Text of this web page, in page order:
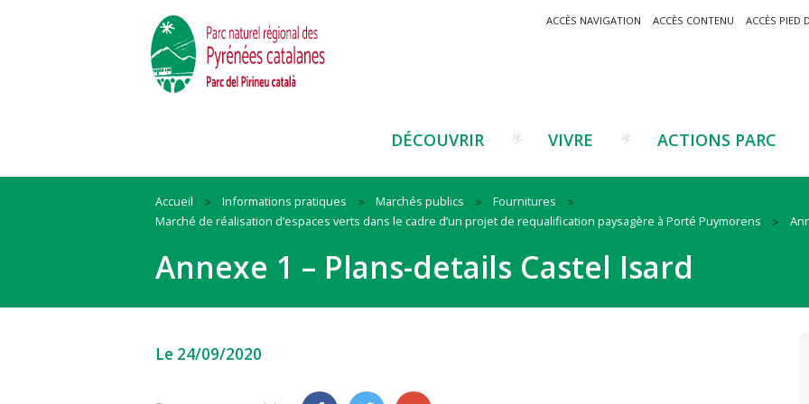
ACCÈS NAVIGATION ACCÈS CONTENU ACCÈS PIED
DÉCOUVRIR
Faune et Flore
Pratiques sportives
naturels
Traditions catalanes
VIVRE
Mobilité
La marque Valeurs Parc
Les réseaux
ACTIONS PARC
Cadre de vie
#QueLaMontagneEstBelle !
Agriculture
Filières émergentes
Accueil Informations pratiques Marchés publics
Fournitures
Marché de réalisation d’espaces verts dans le cadre d’un projet de requalification paysagère à Porté Puymorens
Annexe 1 – Plans-details Castel Isard
Le 24/09/2020